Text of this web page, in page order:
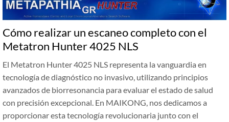
Cómo realizar un escaneo completo con el
Metatron Hunter 4025 NLS
El Metatron Hunter 4025 NLS representa la vanguardia en
tecnología de diagnóstico no invasivo, utilizando principios
avanzados de biorresonancia para evaluar el estado de salud
con precisión excepcional. En MAIKONG, nos dedicamos a
proporcionar esta tecnología revolucionaria junto con el